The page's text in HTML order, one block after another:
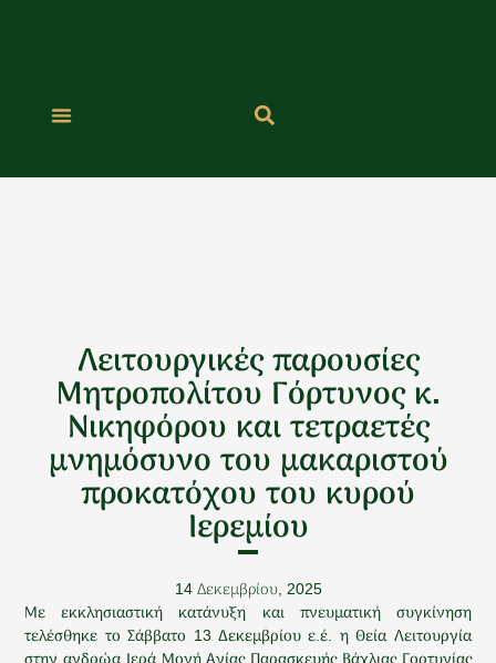
Λειτουργικές παρουσίες
Μητροπολίτου Γόρτυνος κ.
Νικηφόρου και τετραετές
μνημόσυνο του μακαριστού
προκατόχου του κυρού
Ιερεμίου
14 Δεκεμβρίου, 2025
Με εκκλησιαστική κατάνυξη και πνευματική συγκίνηση
τελέσθηκε το Σάββατο 13 Δεκεμβρίου ε.έ. η Θεία Λειτουργία
στην ανδρώα Ιερά Μονή Αγίας Παρασκευής Βάχλιας Γορτυνίας